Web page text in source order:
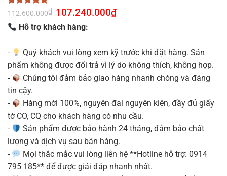
4.78trên 5
9
đánh giá
112.600.000₫ Giá
gốc
là:
112.600.000₫.
107.240.000₫Giá
Hỗ trợ khách hàng:
-
Quý khách vui lòng xem kỹ trước khi đặt hàng. Sản
phẩm không được đổi trả vì lý do không thích, không hợp.
-
Chúng tôi đảm bảo giao hàng nhanh chóng và đáng
tin cậy.
-
Hàng mới 100%, nguyên đai nguyên kiện, đầy đủ giấy
tờ CO, CQ cho khách hàng có nhu cầu.
-
Sản phẩm được bảo hành 24 tháng, đảm bảo chất
lượng và dịch vụ sau bán hàng.
-
Mọi thắc mắc vui lòng liên hệ **Hotline hỗ trợ: 0914
795 185** để được giải đáp nhanh nhất.